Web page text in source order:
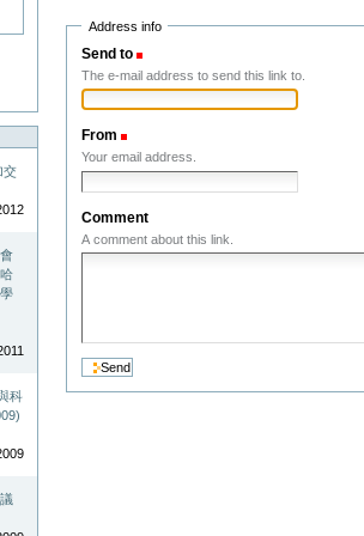
交
科
Address info
Send to
The e-mail address to send this link to.
From
Your email address.
Comment
A comment about this link.